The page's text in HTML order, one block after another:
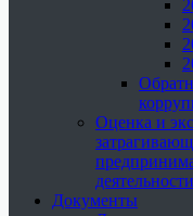
Оценка и
деятельности
Документы